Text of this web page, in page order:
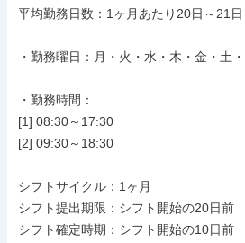
平均勤務日数：1ヶ月あたり20日～21日
・勤務曜日：月・火・水・木・金・土
・勤務時間：
[1] 08:30～17:30
[2] 09:30～18:30
シフトサイクル：1ヶ月
シフト提出期限：シフト開始の20日前
シフト確定時期：シフト開始の10日前